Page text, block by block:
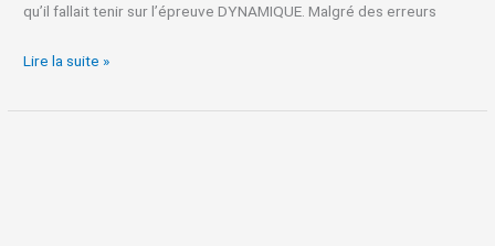
qu’il fallait tenir sur l’épreuve DYNAMIQUE. Malgré des erreurs
Lire la suite »